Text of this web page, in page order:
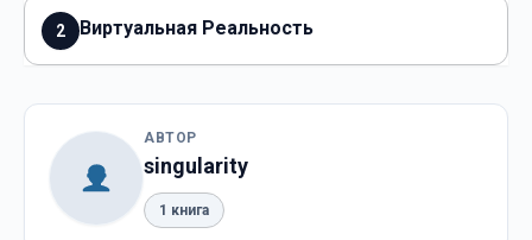
2 Виртуальная Реальность
АВТОР
singularity
1 книга